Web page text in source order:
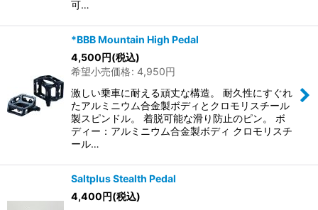
可…
*BBB Mountain High Pedal
4,500円(税込)
希望小売価格: 4,950円
激しい乗車に耐える頑丈な構造。 耐久性にすぐれ
たアルミニウム合金製ボディとクロモリスチール
製スピンドル。 着脱可能な滑り防止のピン。 ボ
ディー：アルミニウム合金製ボディ クロモリスチ
ール…
Saltplus Stealth Pedal
4,400円(税込)